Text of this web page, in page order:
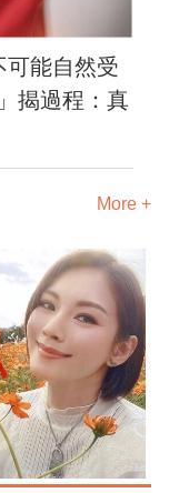
可能自然受
揭過程：真
More +